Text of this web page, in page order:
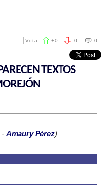
0
-0
Vota: +0
TEXTOS
- Amaury Pérez)